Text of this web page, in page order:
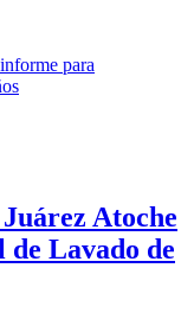
Atoche
Lavado de